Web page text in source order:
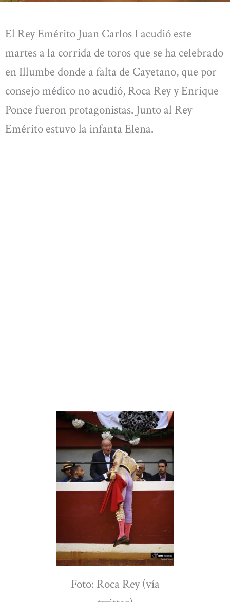
El Rey Emérito Juan Carlos I acudió este
martes a la corrida de toros que se ha celebrado
en Illumbe donde a falta de Cayetano, que por
consejo médico no acudió, Roca Rey y Enrique
Ponce fueron protagonistas. Junto al Rey
Emérito estuvo la infanta Elena.
Foto: Roca Rey (vía